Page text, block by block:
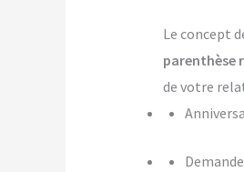
Le concept
parenthèse
de votre